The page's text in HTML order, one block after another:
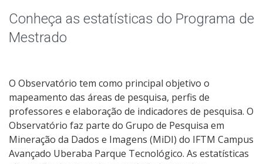
Produções Acadêmicas
Comissões Acadêmicas
Inserção Social
Observatório do ProfEPT
Conheça as estatísticas do Programa de
Mestrado
O Observatório tem como principal objetivo o
mapeamento das áreas de pesquisa, perfis de
professores e elaboração de indicadores de pesquisa. O
Observatório faz parte do Grupo de Pesquisa em
Mineração da Dados e Imagens (MiDI) do IFTM Campus
Avançado Uberaba Parque Tecnológico. As estatísticas